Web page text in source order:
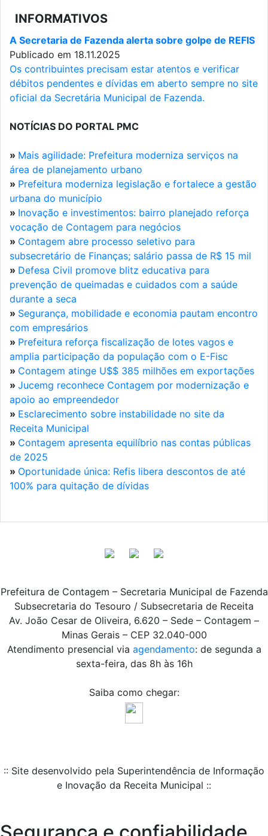
INFORMATIVOS
A Secretaria de Fazenda alerta sobre golpe de REFIS
Publicado em 18.11.2025
Os contribuintes precisam estar atentos e verificar
débitos pendentes e dívidas em aberto sempre no site
oficial da Secretária Municipal de Fazenda.
NOTÍCIAS DO PORTAL PMC
» Mais agilidade: Prefeitura moderniza serviços na
área de planejamento urbano
» Prefeitura moderniza legislação e fortalece a gestão
urbana do município
» Inovação e investimentos: bairro planejado reforça
vocação de Contagem para negócios
» Contagem abre processo seletivo para
subsecretário de Finanças; salário passa de R$ 15 mil
» Defesa Civil promove blitz educativa para
prevenção de queimadas e cuidados com a saúde
durante a seca
» Segurança, mobilidade e economia pautam encontro
com empresários
» Prefeitura reforça fiscalização de lotes vagos e
amplia participação da população com o E-Fisc
» Contagem atinge U$$ 385 milhões em exportações
» Jucemg reconhece Contagem por modernização e
apoio ao empreendedor
» Esclarecimento sobre instabilidade no site da
Receita Municipal
» Contagem apresenta equilíbrio nas contas públicas
de 2025
» Oportunidade única: Refis libera descontos de até
100% para quitação de dívidas
Prefeitura de Contagem – Secretaria Municipal de Fazenda
Subsecretaria do Tesouro / Subsecretaria de Receita
Av. João Cesar de Oliveira, 6.620 – Sede – Contagem –
Minas Gerais – CEP 32.040-000
Atendimento presencial via agendamento: de segunda a
sexta-feira, das 8h às 16h
Saiba como chegar:
:: Site desenvolvido pela Superintendência de Informação
e Inovação da Receita Municipal ::